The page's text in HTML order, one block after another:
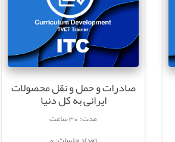
صادرات و حمل و نقل محصولات
ایرانی به کل دنیا
مدت: 30 ساعت